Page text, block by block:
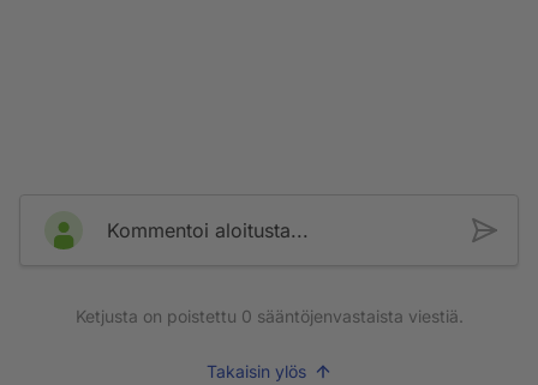
Kommentoi aloitusta...
Ketjusta on poistettu 0 sääntöjenvastaista viestiä.
Takaisin ylös